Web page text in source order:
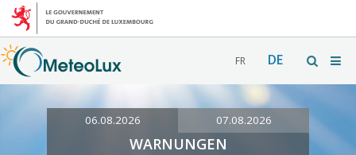
FR DE
06.08.2026 07.08.2026
WARNUNGEN